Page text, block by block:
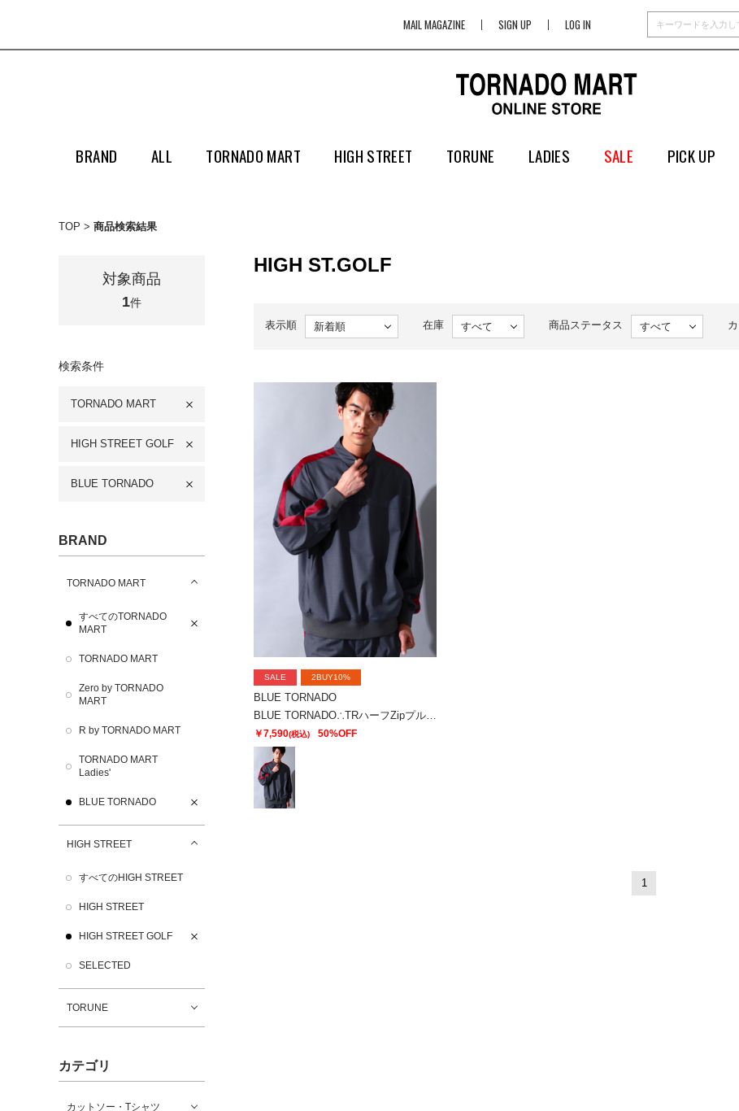
MAIL MAGAZINE SIGN UP LOG IN
BRAND ALL TORNADO MART HIGH STREET TORUNE LADIES SALE PICK UP
TOP 商品検索結果
対象商品
1件
検索条件
TORNADO MART
HIGH STREET GOLF
BLUE TORNADO
BRAND
TORNADO MART
すべてのTORNADO
MART
TORNADO MART
Zero by TORNADO
MART
R by TORNADO MART
TORNADO MART
Ladies'
BLUE TORNADO
HIGH STREET
すべてのHIGH STREET
HIGH STREET
HIGH STREET GOLF
SELECTED
TORUNE
カテゴリ
カットソー・Tシャツ
HIGH ST.GOLF
表示順 在庫 商品ステータス
SALE 2BUY10%
BLUE TORNADO
￥7,590(税込) 50%OFF
1